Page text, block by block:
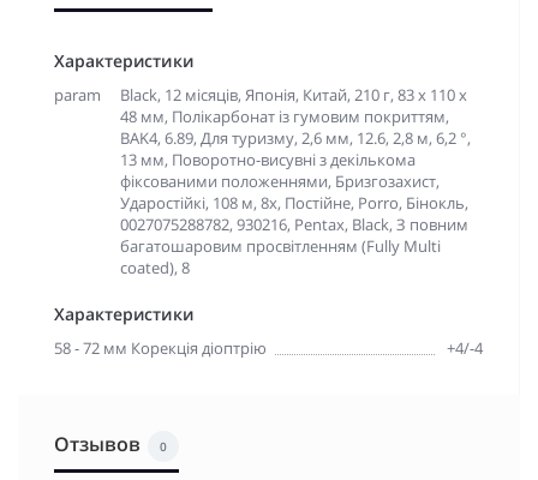
Характеристики
param
Black, 12 місяців, Японія, Китай, 210 г, 83 х 110 х
48 мм, Полікарбонат із гумовим покриттям,
BAK4, 6.89, Для туризму, 2,6 мм, 12.6, 2,8 м, 6,2 °,
13 мм, Поворотно-висувні з декількома
фіксованими положеннями, Бризгозахист,
Ударостійкі, 108 м, 8х, Постійне, Porro, Бінокль,
0027075288782, 930216, Pentax, Black, З повним
багатошаровим просвітленням (Fully Multi
coated), 8
Характеристики
58 - 72 мм Корекція діоптрію +4/-4
Отзывов 0